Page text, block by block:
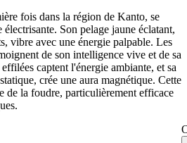
fois dans la région de Kanto, se
Son pelage jaune éclatant,
vibre avec une énergie palpable. Les
de son intelligence vive et de sa
captent l'énergie ambiante, et sa
crée une aura magnétique. Cette
de la foudre, particulièrement efficace